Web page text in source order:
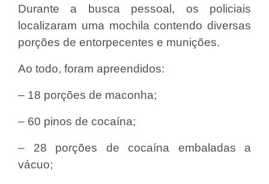
Durante a busca pessoal, os policiais
localizaram uma mochila contendo diversas
porções de entorpecentes e munições.
Ao todo, foram apreendidos:
– 18 porções de maconha;
– 60 pinos de cocaína;
– 28 porções de cocaína embaladas a
vácuo;